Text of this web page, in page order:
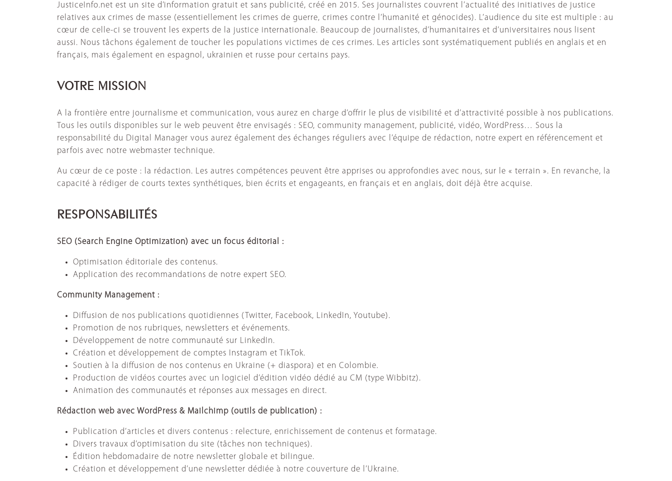
JusticeInfo.net est un site d’information gratuit et sans publicité, créé en 2015. Ses journalistes couvrent l’actualité des initiatives de justice
relatives aux crimes de masse (essentiellement les crimes de guerre, crimes contre l’humanité et génocides). L’audience du site est multiple : au
cœur de celle-ci se trouvent les experts de la justice internationale. Beaucoup de journalistes, d’humanitaires et d’universitaires nous lisent
aussi. Nous tâchons également de toucher les populations victimes de ces crimes. Les articles sont systématiquement publiés en anglais et en
français, mais également en espagnol, ukrainien et russe pour certains pays.
VOTRE MISSION
A la frontière entre journalisme et communication, vous aurez en charge d’offrir le plus de visibilité et d’attractivité possible à nos publications.
Tous les outils disponibles sur le web peuvent être envisagés : SEO, community management, publicité, vidéo, WordPress… Sous la
responsabilité du Digital Manager vous aurez également des échanges réguliers avec l’équipe de rédaction, notre expert en référencement et
parfois avec notre webmaster technique.
Au cœur de ce poste : la rédaction. Les autres compétences peuvent être apprises ou approfondies avec nous, sur le « terrain ». En revanche, la
capacité à rédiger de courts textes synthétiques, bien écrits et engageants, en français et en anglais, doit déjà être acquise.
RESPONSABILITÉS
SEO (Search Engine Optimization) avec un focus éditorial :
Optimisation éditoriale des contenus.
Application des recommandations de notre expert SEO.
Community Management :
Diffusion de nos publications quotidiennes (Twitter, Facebook, LinkedIn, Youtube).
Promotion de nos rubriques, newsletters et événements.
Développement de notre communauté sur LinkedIn.
Création et développement de comptes Instagram et TikTok.
Soutien à la diffusion de nos contenus en Ukraine (+ diaspora) et en Colombie.
Production de vidéos courtes avec un logiciel d’édition vidéo dédié au CM (type Wibbitz).
Animation des communautés et réponses aux messages en direct.
Rédaction web avec WordPress & Mailchimp (outils de publication) :
Publication d’articles et divers contenus : relecture, enrichissement de contenus et formatage.
Divers travaux d’optimisation du site (tâches non techniques).
Édition hebdomadaire de notre newsletter globale et bilingue.
Création et développement d’une newsletter dédiée à notre couverture de l’Ukraine.